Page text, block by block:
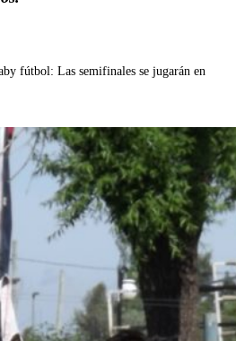
fútbol: Las semifinales se jugarán en